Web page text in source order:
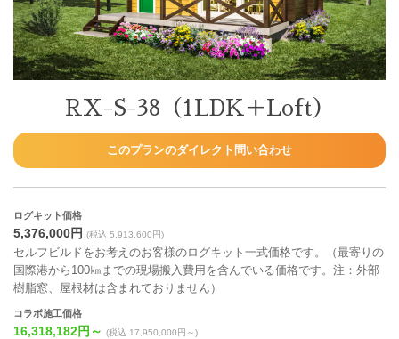
RX-S-38（1LDK＋Loft）
このプランのダイレクト問い合わせ
ログキット価格
5,376,000円 (税込 5,913,600円)
セルフビルドをお考えのお客様のログキット一式価格です。（最寄りの
国際港から100㎞までの現場搬入費用を含んでいる価格です。注：外部
樹脂窓、屋根材は含まれておりません）
コラボ施工価格
16,318,182円～ (税込 17,950,000円～)